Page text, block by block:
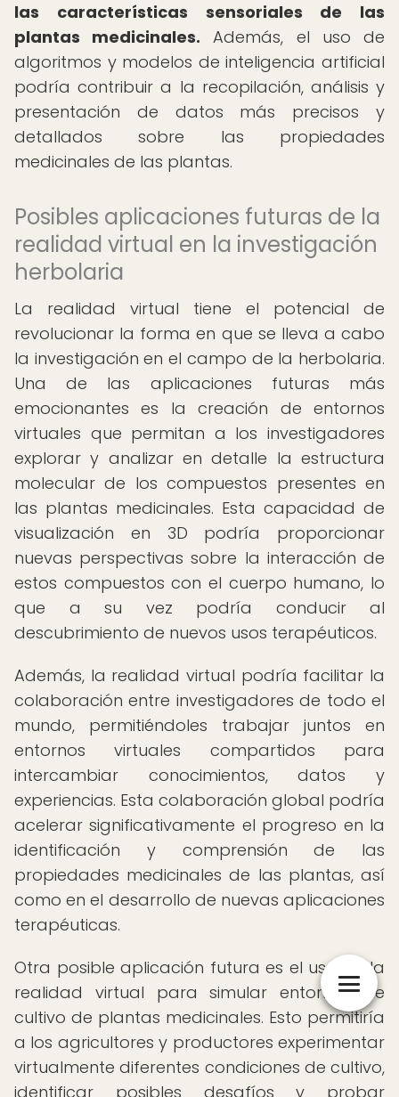
las características sensoriales de las
plantas medicinales. Además, el uso de
algoritmos y modelos de inteligencia artificial
podría contribuir a la recopilación, análisis y
presentación de datos más precisos y
detallados sobre las propiedades
medicinales de las plantas.
Posibles aplicaciones futuras de la
realidad virtual en la investigación
herbolaria
La realidad virtual tiene el potencial de
revolucionar la forma en que se lleva a cabo
la investigación en el campo de la herbolaria.
Una de las aplicaciones futuras más
emocionantes es la creación de entornos
virtuales que permitan a los investigadores
explorar y analizar en detalle la estructura
molecular de los compuestos presentes en
las plantas medicinales. Esta capacidad de
visualización en 3D podría proporcionar
nuevas perspectivas sobre la interacción de
estos compuestos con el cuerpo humano, lo
que a su vez podría conducir al
descubrimiento de nuevos usos terapéuticos.
Además, la realidad virtual podría facilitar la
colaboración entre investigadores de todo el
mundo, permitiéndoles trabajar juntos en
entornos virtuales compartidos para
intercambiar conocimientos, datos y
experiencias. Esta colaboración global podría
acelerar significativamente el progreso en la
identificación y comprensión de las
propiedades medicinales de las plantas, así
como en el desarrollo de nuevas aplicaciones
terapéuticas.
Otra posible aplicación futura es el uso de la
realidad virtual para simular entornos de
cultivo de plantas medicinales. Esto permitiría
a los agricultores y productores experimentar
virtualmente diferentes condiciones de cultivo,
identificar posibles desafíos y probar